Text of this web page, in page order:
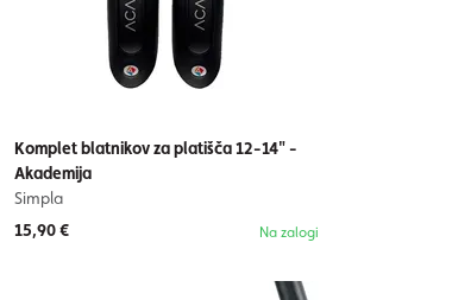
Komplet blatnikov za platišča 12-14" -
Akademija
Simpla
15,90 €
Na zalogi